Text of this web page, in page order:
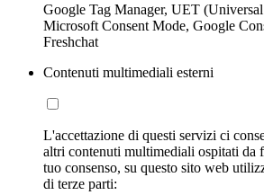
Google Tag Manager, UET
Microsoft Consent Mode, Google
Freshchat
Contenuti multimediali esterni
L'accettazione di questi servizi ci
altri contenuti multimediali ospitati da
tuo consenso, su questo sito web
di terze parti: